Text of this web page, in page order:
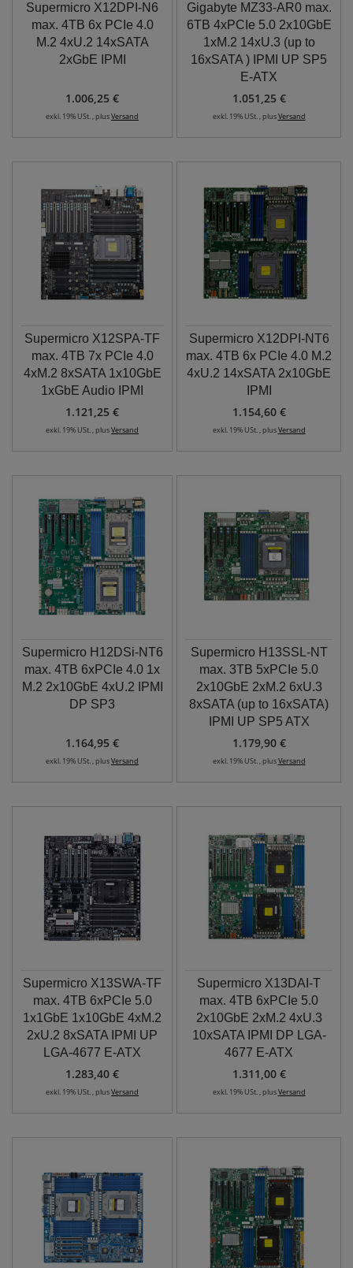
Supermicro X12DPI-N6
max. 4TB 6x PCIe 4.0
M.2 4xU.2 14xSATA
2xGbE IPMI
1.006,25 €
exkl. 19% USt. , plusVersand
Gigabyte MZ33-AR0 max.
6TB 4xPCIe 5.0 2x10GbE
1xM.2 14xU.3 (up to
16xSATA ) IPMI UP SP5
E-ATX
1.051,25 €
exkl. 19% USt. , plusVersand
Supermicro X12SPA-TF
max. 4TB 7x PCIe 4.0
4xM.2 8xSATA 1x10GbE
1xGbE Audio IPMI
1.121,25 €
exkl. 19% USt. , plusVersand
Supermicro X12DPI-NT6
max. 4TB 6x PCIe 4.0 M.2
4xU.2 14xSATA 2x10GbE
IPMI
1.154,60 €
exkl. 19% USt. , plusVersand
Supermicro H12DSi-NT6
max. 4TB 6xPCIe 4.0 1x
M.2 2x10GbE 4xU.2 IPMI
DP SP3
1.164,95 €
exkl. 19% USt. , plusVersand
Supermicro H13SSL-NT
max. 3TB 5xPCIe 5.0
2x10GbE 2xM.2 6xU.3
8xSATA (up to 16xSATA)
IPMI UP SP5 ATX
1.179,90 €
exkl. 19% USt. , plusVersand
Supermicro X13SWA-TF
max. 4TB 6xPCIe 5.0
1x1GbE 1x10GbE 4xM.2
2xU.2 8xSATA IPMI UP
LGA-4677 E-ATX
1.283,40 €
exkl. 19% USt. , plusVersand
Supermicro X13DAI-T
max. 4TB 6xPCIe 5.0
2x10GbE 2xM.2 4xU.3
10xSATA IPMI DP LGA-
4677 E-ATX
1.311,00 €
exkl. 19% USt. , plusVersand